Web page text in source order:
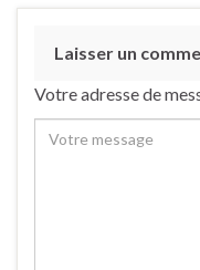
Laisser un
Votre adresse de